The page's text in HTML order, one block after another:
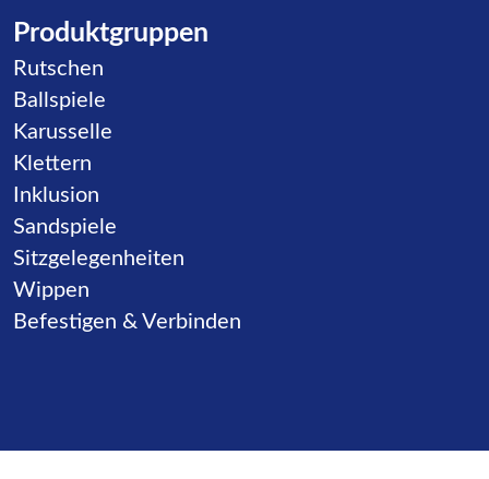
Produktgruppen
Navigation überspringen
Rutschen
Ballspiele
Karusselle
Klettern
Inklusion
Sandspiele
Sitzgelegenheiten
Wippen
Befestigen & Verbinden